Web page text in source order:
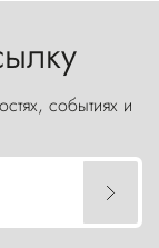
событиях и